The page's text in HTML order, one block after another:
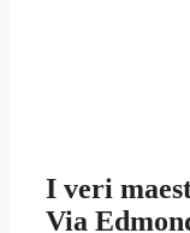
I veri
Via